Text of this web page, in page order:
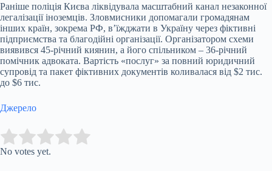
Раніше поліція Києва ліквідувала масштабний канал незаконної
легалізації іноземців. Зловмисники допомагали громадянам
інших країн, зокрема РФ, в’їжджати в Україну через фіктивні
підприємства та благодійні організації. Організатором схеми
виявився 45-річний киянин, а його спільником – 36-річний
помічник адвоката. Вартість «послуг» за повний юридичний
супровід та пакет фіктивних документів коливалася від $2 тис.
до $6 тис.
Джерело
Rate this item:
No votes yet.